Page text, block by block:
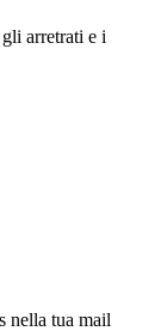
gli arretrati e i
nella tua mail